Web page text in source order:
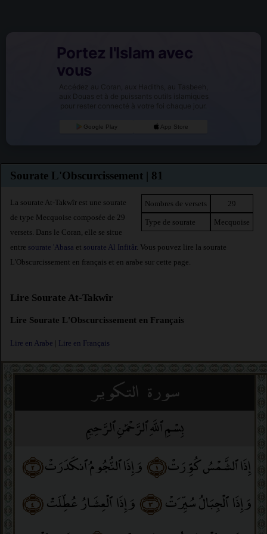
Portez l'Islam avec
vous
Accédez au Coran, aux Hadiths, au Tasbeeh,
aux Douas et à de puissants outils islamiques
pour rester connecté à votre foi chaque jour.
Google Play App Store
Sourate L'Obscurcissement | 81
Nombres de versets 29
Type de sourate Mecquoise
La sourate At-Takwîr est une sourate
de type Mecquoise composée de 29
versets. Dans le Coran, elle se situe
entre sourate 'Abasa et sourate Al Infitâr. Vous pouvez lire la sourate
L'Obscurcissement en français et en arabe sur cette page.
Lire Sourate At-Takwîr
Lire Sourate L'Obscurcissement en Français
Lire en Arabe | Lire en Français
سورة التكوير
بِسْمِ ٱللَّهِ ٱلرَّحْمَٰنِ ٱلرَّحِيمِ
إِذَا ٱلشَّمْسُ كُوِّرَتْ﴿١﴾ وَإِذَا ٱلنُّجُومُ ٱنكَدَرَتْ ﴿٢﴾
وَإِذَا ٱلْجِبَالُ سُيِّرَتْ ﴿٣﴾ وَإِذَا ٱلْعِشَارُ عُطِّلَتْ ﴿٤﴾